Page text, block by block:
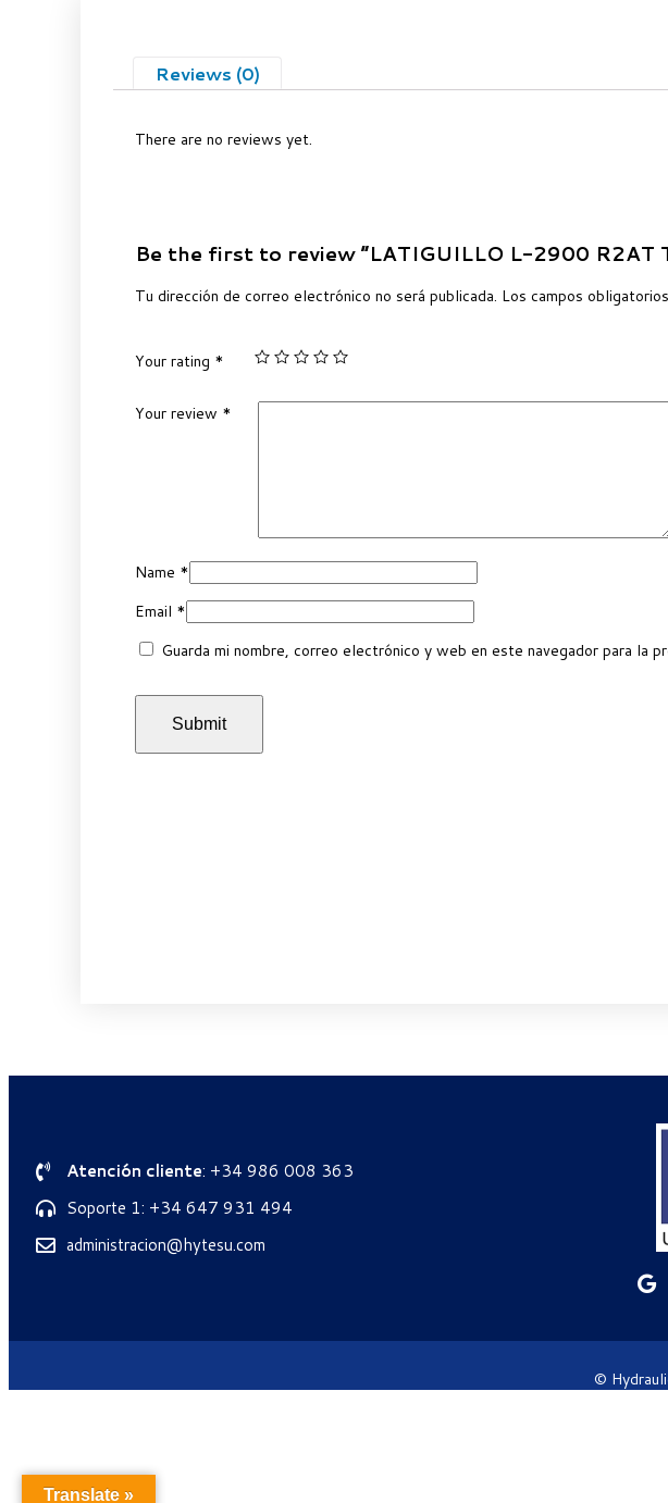
Reviews (0)
There are no reviews yet.
Be the first to review “LATIGUILLO L-2900 R2AT
Tu dirección de correo electrónico no será publicada. Los campos
Your rating *
Your review *
Name *
Email *
Guarda mi nombre, correo electrónico y web en este navegador para la
Atención cliente: +34 986 008 363
Soporte 1: +34 647 931 494
administracion@hytesu.com
©
Translate »